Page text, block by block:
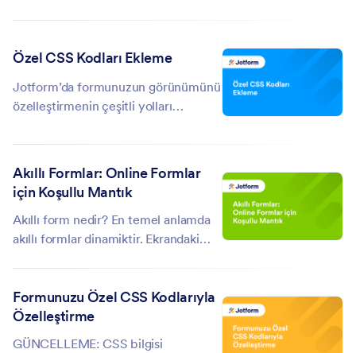
akışlarına dönüştürebilirsiniz.
Onaylayıcılar, e-postalar, koşullu
dallar ve daha...
Özel CSS Kodları Ekleme
Jotform’da formunuzun görünümünü
özelleştirmenin çeşitli yolları
olarak şu kılavuzu inceleyebilirsiniz:
Özelleştirme. Bu...
Akıllı Formlar: Online Formlar
için Koşullu Mantık
Akıllı form nedir? En temel anlamda
akıllı formlar dinamiktir. Ekrandaki
bir soruyu nasıl yanıtladığına bağlı
olarak değişebilir. Soruları...
Formunuzu Özel CSS Kodlarıyla
Özelleştirme
GÜNCELLEME: CSS bilgisi